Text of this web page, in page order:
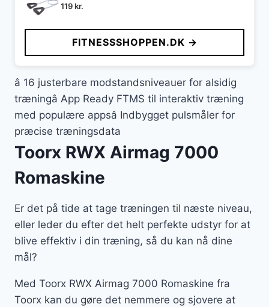
119kr.
FITNESSSHOPPEN.DK →
â 16 justerbare modstandsniveauer for alsidig
træningâ App Ready FTMS til interaktiv træning
med populære appsâ Indbygget pulsmåler for
præcise træningsdata
Toorx RWX Airmag 7000
Romaskine
Er det på tide at tage træningen til næste niveau,
eller leder du efter det helt perfekte udstyr for at
blive effektiv i din træning, så du kan nå dine
mål?
Med Toorx RWX Airmag 7000 Romaskine fra
Toorx kan du gøre det nemmere og sjovere at